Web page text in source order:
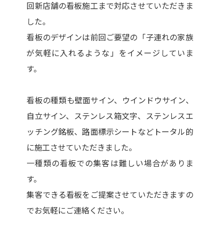
回新店舗の看板施工まで対応させていただきま
した。
看板のデザインは前回ご要望の「子連れの家族
が気軽に入れるような」をイメージしていま
す。
看板の種類も壁面サイン、ウインドウサイン、
自立サイン、ステンレス箱文字、ステンレスエ
ッチング銘板、路面標示シートなどトータル的
に施工させていただきました。
一種類の看板での集客は難しい場合がありま
す。
集客できる看板をご提案させていただきますの
でお気軽にご連絡ください。